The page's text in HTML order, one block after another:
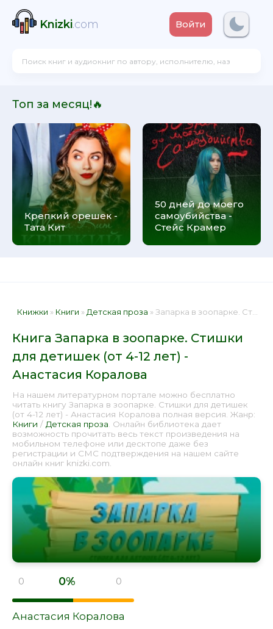
Knizki.com Войти
Топ за месяц!🔥
Крепкий орешек -
Тата Кит
50 дней до моего
самоубийства -
Стейс Крамер
Книжки » Книги » Детская проза » Запарка в зоопарке. Стишки для детишек (от 4-12 лет) - Анастасия Коралова 📕 - Книга онлайн бесплатно
Книга Запарка в зоопарке. Стишки
для детишек (от 4-12 лет) -
Анастасия Коралова
На нашем литературном портале можно бесплатно
читать книгу Запарка в зоопарке. Стишки для детишек
(от 4-12 лет) - Анастасия Коралова полная версия. Жанр:
Книги / Детская проза . Онлайн библиотека дает
возможность прочитать весь текст произведения на
мобильном телефоне или десктопе даже без
регистрации и СМС подтверждения на нашем сайте
онлайн книг knizki.com.
0 0% 0
Анастасия Коралова